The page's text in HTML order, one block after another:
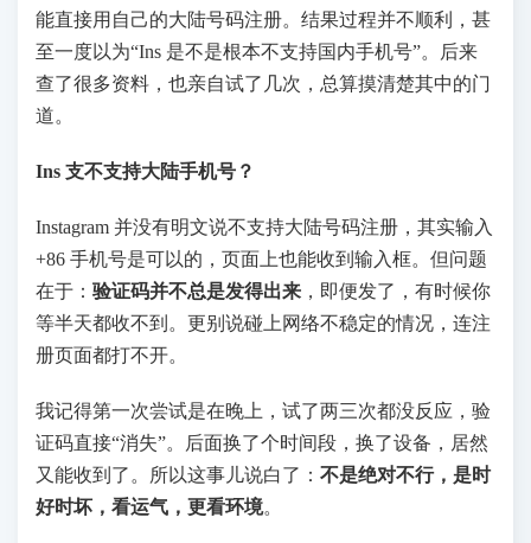
能直接用自己的大陆号码注册。结果过程并不顺利，甚
至一度以为“Ins 是不是根本不支持国内手机号”。后来
查了很多资料，也亲自试了几次，总算摸清楚其中的门
道。
Ins 支不支持大陆手机号？
Instagram 并没有明文说不支持大陆号码注册，其实输入
+86 手机号是可以的，页面上也能收到输入框。但问题
在于： 验证码并不总是发得出来 ，即便发了，有时候你
等半天都收不到。更别说碰上网络不稳定的情况，连注
册页面都打不开。
我记得第一次尝试是在晚上，试了两三次都没反应，验
证码直接“消失”。后面换了个时间段，换了设备，居然
又能收到了。所以这事儿说白了： 不是绝对不行，是时
好时坏，看运气，更看环境。